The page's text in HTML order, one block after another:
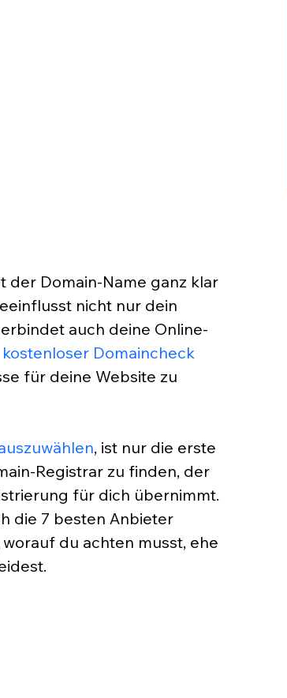
der Domain-Name ganz klar
nicht nur dein
auch deine Online-
kostenloser Domaincheck
für deine Website zu
, ist nur die erste
Registrar zu finden, der
für dich übernimmt.
die 7 besten Anbieter
du achten musst, ehe